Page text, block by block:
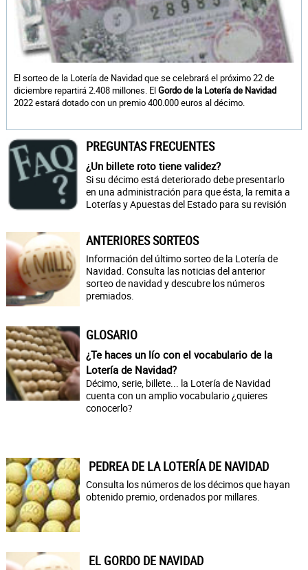
El sorteo de la Lotería de Navidad que se celebrará el próximo 22 de
diciembre repartirá 2.408 millones. ElGordo de la Lotería de Navidad
2022 estará dotado con un premio 400.000 euros al décimo.
PREGUNTAS FRECUENTES
¿Un billete roto tiene validez?
Si su décimo está deteriorado debe presentarlo
en una administración para que ésta, la remita a
Loterías y Apuestas del Estado para su revisión
ANTERIORES SORTEOS
Información del último sorteo de la Lotería de
Navidad. Consulta las noticias del anterior
sorteo de navidad y descubre los números
premiados.
GLOSARIO
¿Te haces un lío con el vocabulario de la
Lotería de Navidad?
Décimo, serie, billete... la Lotería de Navidad
cuenta con un amplio vocabulario ¿quieres
conocerlo?
PEDREA DE LA LOTERÍA DE NAVIDAD
Consulta los números de los décimos que hayan
obtenido premio, ordenados por millares.
EL GORDO DE NAVIDAD